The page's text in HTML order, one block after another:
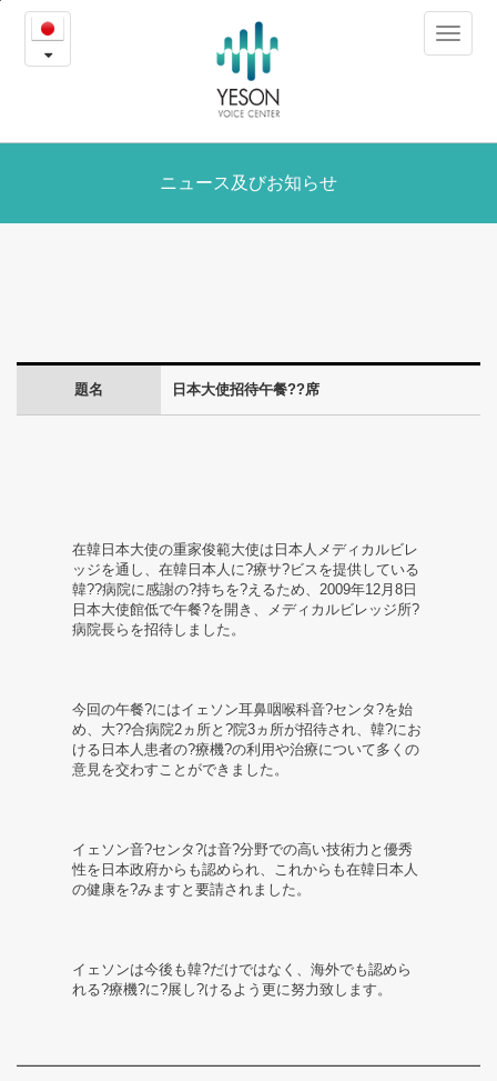
日
本
使
待
席
Toggle
ニュース及びお知らせ
題名 日本大使招待午餐??席
在韓日本大使の重家俊範大使は日本人メディカルビレ
ッジを通し、在韓日本人に?療サ?ビスを提供している
韓??病院に感謝の?持ちを?えるため、2009年12月8日
日本大使館低で午餐?を開き、メディカルビレッジ所?
病院長らを招待しました。
今回の午餐?にはイェソン耳鼻咽喉科音?センタ?を始
め、大??合病院2ヵ所と?院3ヵ所が招待され、韓?にお
ける日本人患者の?療機?の利用や治療について多くの
意見を交わすことができました。
イェソン音?センタ?は音?分野での高い技術力と優秀
性を日本政府からも認められ、これからも在韓日本人
の健康を?みますと要請されました。
イェソンは今後も韓?だけではなく、海外でも認めら
れる?療機?に?展し?けるよう更に努力致します。